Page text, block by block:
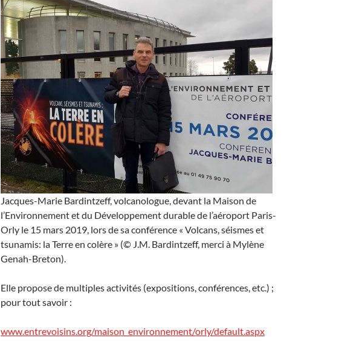
Jacques-Marie Bardintzeff, volcanologue, devant la Maison de
l’Environnement et du Développement durable de l’aéroport Paris-
Orly le 15 mars 2019, lors de sa conférence « Volcans, séismes et
tsunamis: la Terre en colère » (© J.M. Bardintzeff, merci à Mylène
Genah-Breton).
Elle propose de multiples activités (expositions, conférences, etc.) ;
pour tout savoir :
www.entrevoisins.org/maison_environnement/orly/default.aspx